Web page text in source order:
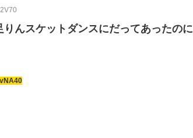
んスケットダンスにだってあったのに